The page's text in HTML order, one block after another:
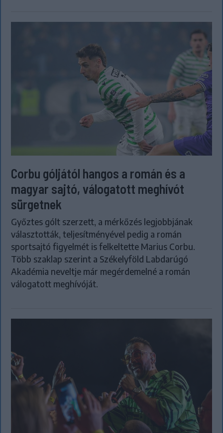
Corbu góljától hangos a román és a
magyar sajtó, válogatott meghívót
sürgetnek
Győztes gólt szerzett, a mérkőzés legjobbjának
választották, teljesítményével pedig a román
sportsajtó figyelmét is felkeltette Marius Corbu.
Több szaklap szerint a Székelyföld Labdarúgó
Akadémia neveltje már megérdemelné a román
válogatott meghívóját.